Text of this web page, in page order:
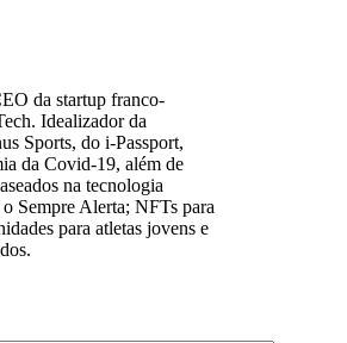
da startup franco-
Idealizador da
Sports, do i-Passport,
da Covid-19, além de
na tecnologia
Sempre Alerta; NFTs para
para atletas jovens e